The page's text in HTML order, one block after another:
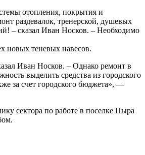
отопления, покрытия и
раздевалок, тренерской, душевых
– сказал Иван Носков. – Необходимо
новых теневых навесов.
Иван Носков. – Однако ремонт в
выделить средства из городского
за счет городского бюджета», —
сектора по работе в поселке Пыра